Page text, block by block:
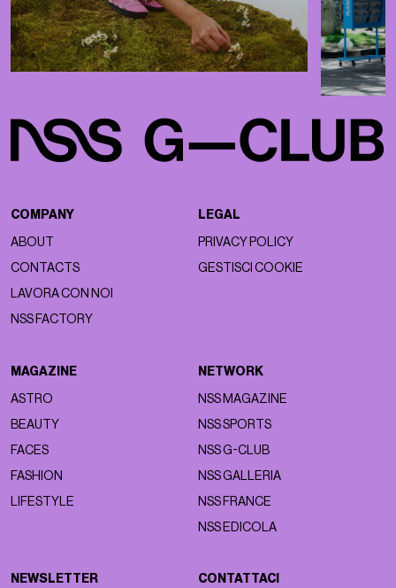
COMPANY
ABOUT
CONTACTS
LAVORA CON NOI
NSS FACTORY
LEGAL
PRIVACY POLICY
GESTISCI COOKIE
MAGAZINE
ASTRO
BEAUTY
FACES
FASHION
LIFESTYLE
NETWORK
NSS MAGAZINE
NSS SPORTS
NSS G-CLUB
NSS GALLERIA
NSS FRANCE
NSS EDICOLA
NEWSLETTER CONTATTACI